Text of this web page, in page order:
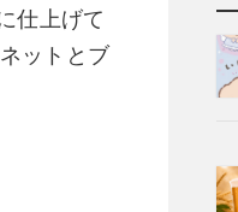
仕上げて
ットとブ